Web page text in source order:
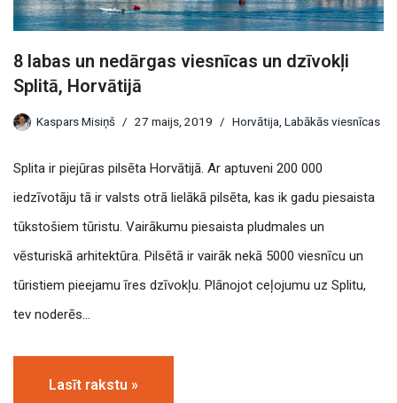
8 labas un nedārgas viesnīcas un dzīvokļi
Splitā, Horvātijā
Kaspars Misiņš 27 maijs, 2019 Horvātija, Labākās viesnīcas
Splita ir piejūras pilsēta Horvātijā. Ar aptuveni 200 000
iedzīvotāju tā ir valsts otrā lielākā pilsēta, kas ik gadu piesaista
tūkstošiem tūristu. Vairākumu piesaista pludmales un
vēsturiskā arhitektūra. Pilsētā ir vairāk nekā 5000 viesnīcu un
tūristiem pieejamu īres dzīvokļu. Plānojot ceļojumu uz Splitu,
tev noderēs…
Lasīt rakstu »